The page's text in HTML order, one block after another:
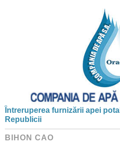
Întreruperea furnizării apei
Republicii
BIHON CAO